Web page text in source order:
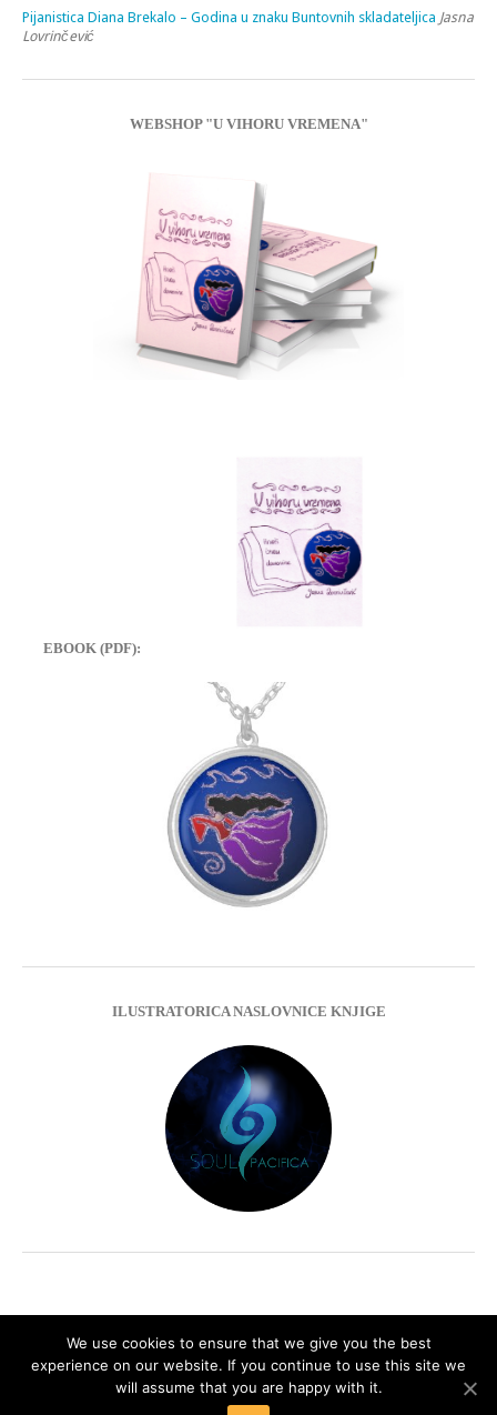
Pijanistica Diana Brekalo – Godina u znaku Buntovnih skladateljica Jasna
Lovrinčević
WEBSHOP "U VIHORU VREMENA"
EBOOK (PDF):
ILUSTRATORICA NASLOVNICE KNJIGE
Impressum Privacy Policy
We use cookies to ensure that we give you the best
experience on our website. If you continue to use this site we
will assume that you are happy with it.